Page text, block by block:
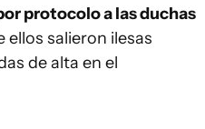
protocolo a las duchas
ellos salieron ilesas
de alta en el